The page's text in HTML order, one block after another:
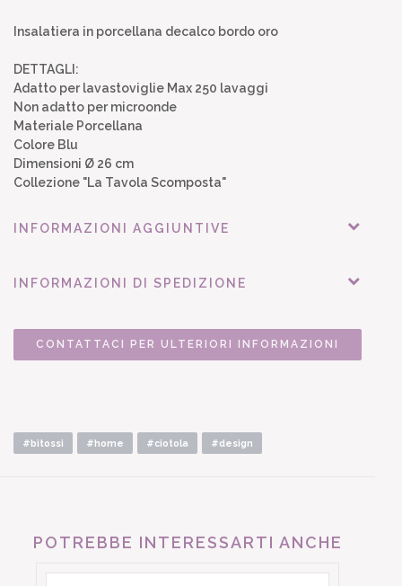
Insalatiera in porcellana decalco bordo oro
DETTAGLI:
Adatto per lavastoviglie Max 250 lavaggi
Non adatto per microonde
Materiale Porcellana
Colore Blu
Dimensioni Ø 26 cm
Collezione "La Tavola Scomposta"
INFORMAZIONI AGGIUNTIVE
INFORMAZIONI DI SPEDIZIONE
CONTATTACI PER ULTERIORI INFORMAZIONI
#bitossi #home #ciotola #design
POTREBBE INTERESSARTI ANCHE